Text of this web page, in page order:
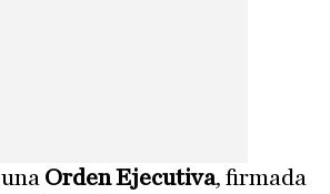
Orden Ejecutiva, firmada